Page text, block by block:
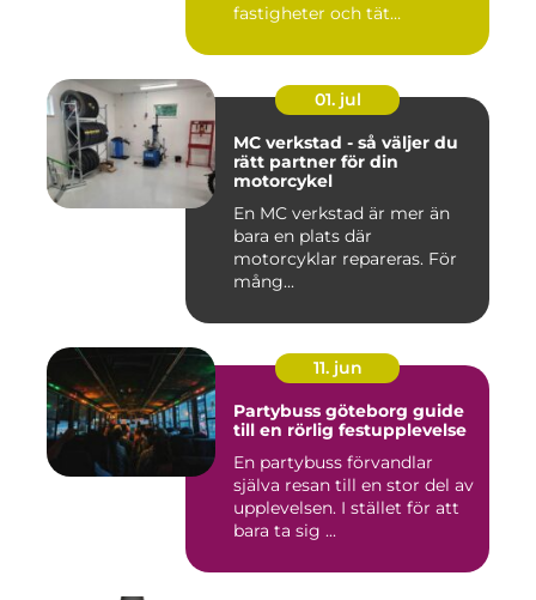
fastigheter och tät
01. jul
MC verkstad - så väljer du
rätt partner för din
motorcykel
En MC verkstad är mer än
bara en plats där
motorcyklar repareras. För
mång...
11. jun
Partybuss göteborg guide
till en rörlig festupplevelse
En partybuss förvandlar
själva resan till en stor del av
upplevelsen. I stället för att
bara ta sig ...